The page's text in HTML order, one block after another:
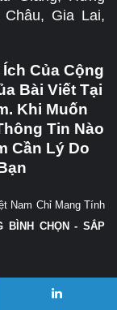
Gia Lai,
Của Cộng
Bài Viết Tại
Khi Muốn
Tin Nào
Cần Lý Do
Nam Chỉ Mang Tính
BÌNH CHỌN - SẮP
Chân Thật, Lừa Đảo